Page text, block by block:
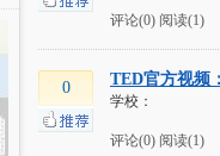
评论(0) 阅读(1)
0 TED官方视频
学校：
评论(0) 阅读(1)